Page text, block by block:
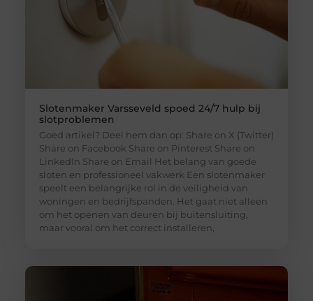
Slotenmaker Varsseveld spoed 24/7 hulp bij
slotproblemen
Goed artikel? Deel hem dan op: Share on X (Twitter)
Share on Facebook Share on Pinterest Share on
LinkedIn Share on Email Het belang van goede
sloten en professioneel vakwerk Een slotenmaker
speelt een belangrijke rol in de veiligheid van
woningen en bedrijfspanden. Het gaat niet alleen
om het openen van deuren bij buitensluiting,
maar vooral om het correct installeren,